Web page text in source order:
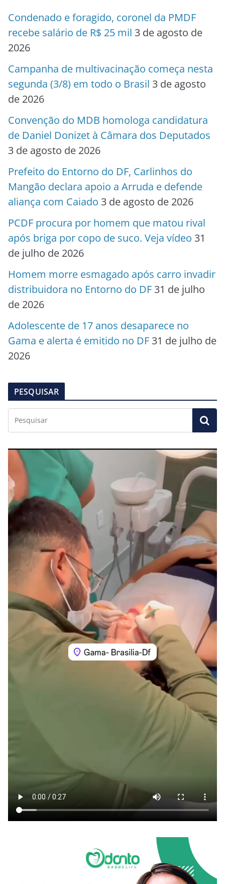
Condenado e foragido, coronel da PMDF
recebe salário de R$ 25 mil 3 de agosto de
2026
Campanha de multivacinação começa nesta
segunda (3/8) em todo o Brasil 3 de agosto
de 2026
Convenção do MDB homologa candidatura
de Daniel Donizet à Câmara dos Deputados
3 de agosto de 2026
Prefeito do Entorno do DF, Carlinhos do
Mangão declara apoio a Arruda e defende
aliança com Caiado 3 de agosto de 2026
PCDF procura por homem que matou rival
após briga por copo de suco. Veja vídeo 31
de julho de 2026
Homem morre esmagado após carro invadir
distribuidora no Entorno do DF 31 de julho
de 2026
Adolescente de 17 anos desaparece no
Gama e alerta é emitido no DF 31 de julho de
2026
PESQUISAR